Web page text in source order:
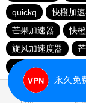
quickq
快橙加
芒果加速器
快
旋风加速度器
quickq
永久免